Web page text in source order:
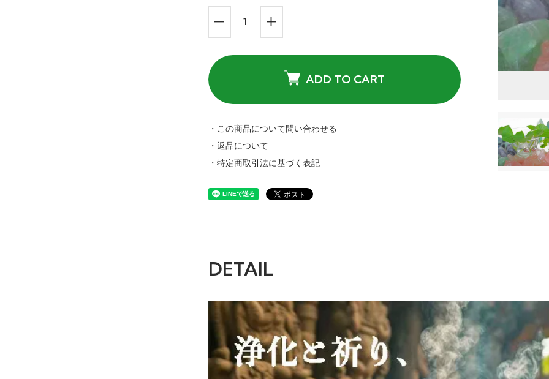
ADD TO CART
・この商品について問い合わせる
・返品について
・特定商取引法に基づく表記
DETAIL